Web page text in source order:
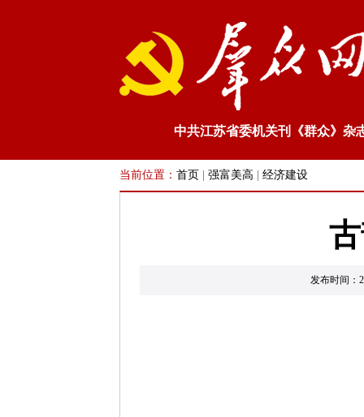
中共江苏省委机关刊《群众》杂
当前位置： 首页 强富美高 经济建设
发布时间